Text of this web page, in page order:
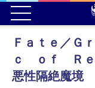
Ｆａｔｅ／Ｇ
ｃ ｏｆ Ｒｅ
悪性隔絶魔境